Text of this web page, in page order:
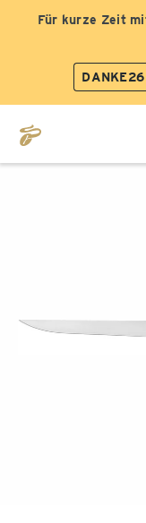
Für kurze Zeit
DANKE26